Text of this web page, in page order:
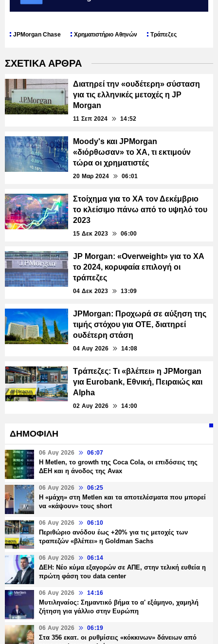
JPMorgan Chase Χρηματιστήριο Αθηνών Τράπεζες
ΣΧΕΤΙΚΑ ΑΡΘΡΑ
Διατηρεί την «ουδέτερη» σύσταση
για τις ελληνικές μετοχές η JP
Morgan
11 Σεπ 2024 14:52
Moody's και JPMorgan
«διόρθωσαν» το ΧΑ, τι εκτιμούν
τώρα οι χρηματιστές
20 Μαρ 2024 06:01
Στοίχημα για το ΧΑ τον Δεκέμβριο
το κλείσιμο πάνω από το υψηλό του
2023
15 Δεκ 2023 06:00
JP Morgan: «Overweight» για το ΧΑ
το 2024, κορυφαία επιλογή οι
τράπεζες
04 Δεκ 2023 13:09
JPMorgan: Προχωρά σε αύξηση της
τιμής στόχου για ΟΤΕ, διατηρεί
ουδέτερη στάση
04 Αυγ 2026 14:08
Τράπεζες: Τι «βλέπει» η JPMorgan
για Eurobank, Εθνική, Πειραιώς και
Alpha
02 Αυγ 2026 14:00
ΔΗΜΟΦΙΛΗ
06 Αυγ 2026 06:07
H Metlen, το growth της Coca Cola, οι επιδόσεις της
ΔΕΗ και η άνοδος της Avax
06 Αυγ 2026 06:25
H «μάχη» στη Metlen και τα αποτελέσματα που μπορεί
να «κάψουν» τους short
06 Αυγ 2026 06:10
Περιθώριο ανόδου έως +20% για τις μετοχές των
τραπεζών «βλέπει» η Goldman Sachs
06 Αυγ 2026 06:14
ΔΕΗ: Νέο κύμα εξαγορών σε ΑΠΕ, στην τελική ευθεία η
πρώτη φάση του data center
06 Αυγ 2026 14:16
Μυτιληναίος: Σημαντικό βήμα το α' εξάμηνο, χαμηλή
ζήτηση για γάλλιο στην Ευρώπη
06 Αυγ 2026 06:19
Στα 356 εκατ. οι ρυθμίσεις «κόκκινων» δάνειων από